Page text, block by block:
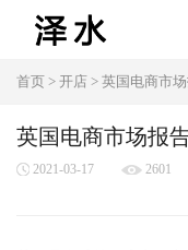
首页 > 开店 > 英国电商市
英国电商市场报
2021-03-17 2601